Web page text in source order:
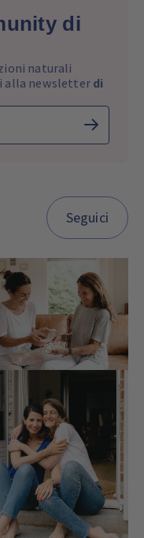
di
naturali
alla newsletter di
Seguici